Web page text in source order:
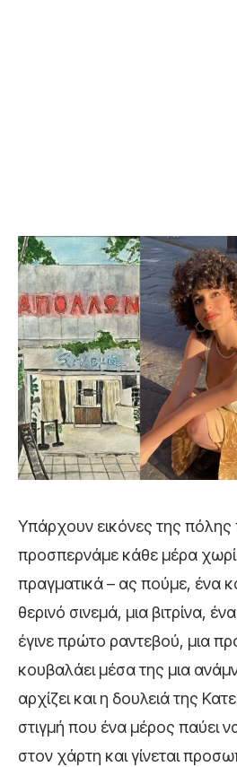
Υπάρχουν εικόνες της πόλης
προσπερνάμε κάθε μέρα
πραγματικά – ας πούμε, ένα
θερινό σινεμά, μια βιτρίνα,
έγινε πρώτο ραντεβού, μια
κουβαλάει μέσα της μια
αρχίζει και η δουλειά της
στιγμή που ένα μέρος παύει
στον χάρτη και γίνεται